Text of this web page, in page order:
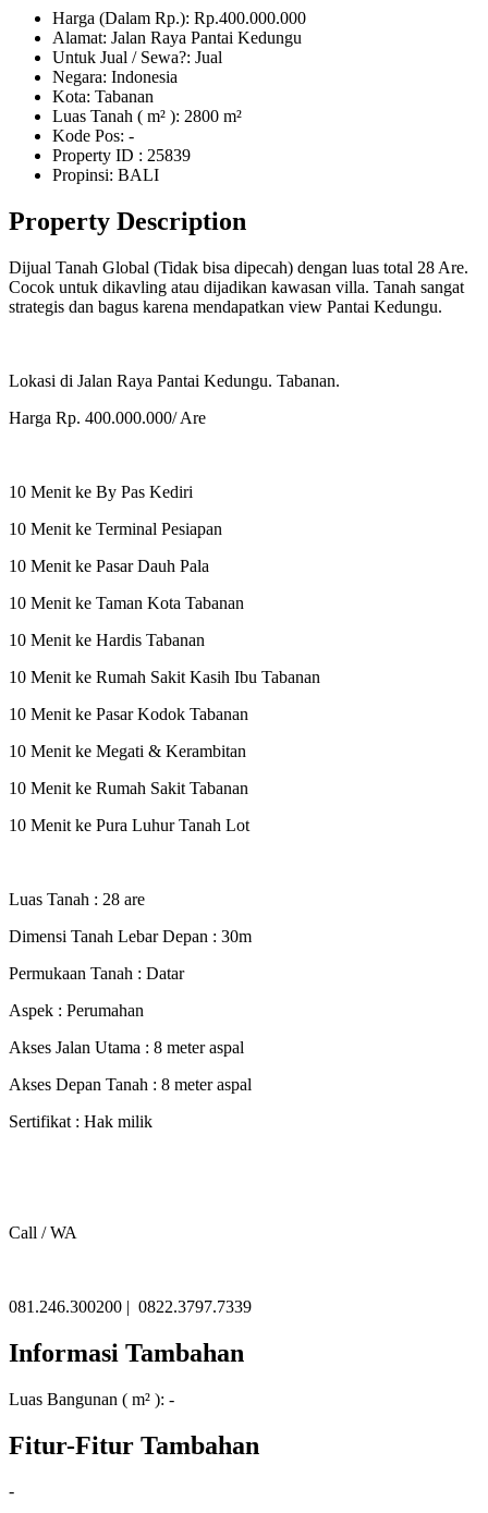
Harga (Dalam Rp.): Rp.400.000.000
Alamat: Jalan Raya Pantai Kedungu
Untuk Jual / Sewa?: Jual
Negara: Indonesia
Kota: Tabanan
Luas Tanah ( m² ): 2800 m²
Kode Pos: -
Property ID : 25839
Propinsi: BALI
Property Description
Dijual Tanah Global (Tidak bisa dipecah) dengan luas total 28 Are.
Cocok untuk dikavling atau dijadikan kawasan villa. Tanah sangat
strategis dan bagus karena mendapatkan view Pantai Kedungu.
Lokasi di Jalan Raya Pantai Kedungu. Tabanan.
Harga Rp. 400.000.000/ Are
10 Menit ke By Pas Kediri
10 Menit ke Terminal Pesiapan
10 Menit ke Pasar Dauh Pala
10 Menit ke Taman Kota Tabanan
10 Menit ke Hardis Tabanan
10 Menit ke Rumah Sakit Kasih Ibu Tabanan
10 Menit ke Pasar Kodok Tabanan
10 Menit ke Megati & Kerambitan
10 Menit ke Rumah Sakit Tabanan
10 Menit ke Pura Luhur Tanah Lot
Luas Tanah : 28 are
Dimensi Tanah Lebar Depan : 30m
Permukaan Tanah : Datar
Aspek : Perumahan
Akses Jalan Utama : 8 meter aspal
Akses Depan Tanah : 8 meter aspal
Sertifikat : Hak milik
Call / WA
081.246.300200 | 0822.3797.7339
Informasi Tambahan
Luas Bangunan ( m² ): -
Fitur-Fitur Tambahan
-